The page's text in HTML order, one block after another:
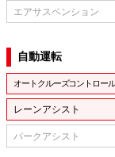
エアサスペンション
自動運転
オートクルーズコントロール
レーンアシスト
パークアシスト